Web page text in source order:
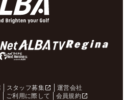
スタッフ募集
運営会社
ご利用に際して
会員規約